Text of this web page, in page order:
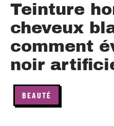
Teinture
cheveux
comment
noir
BEAUTÉ